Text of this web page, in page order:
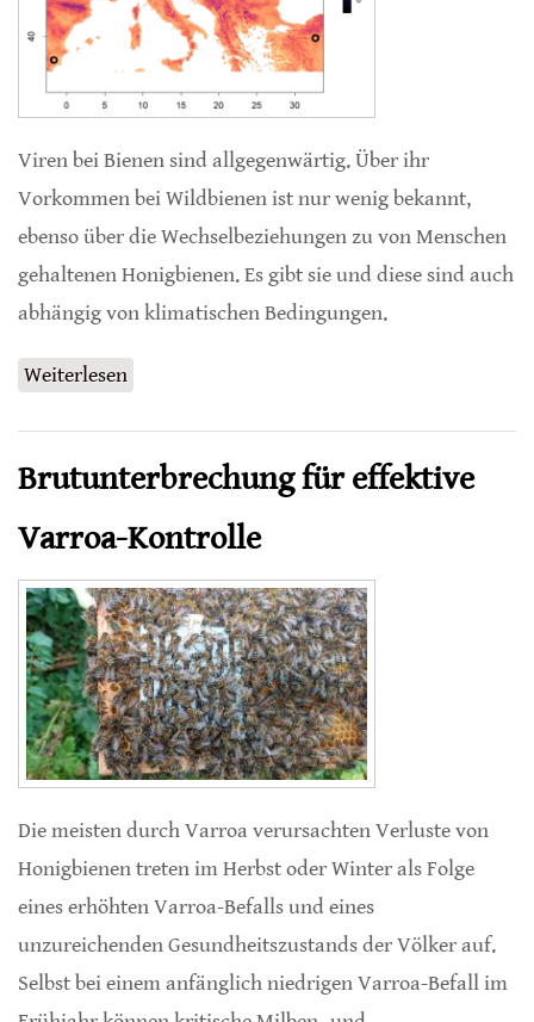
Viren bei Bienen sind allgegenwärtig. Über ihr
Vorkommen bei Wildbienen ist nur wenig bekannt,
ebenso über die Wechselbeziehungen zu von Menschen
gehaltenen Honigbienen. Es gibt sie und diese sind auch
abhängig von klimatischen Bedingungen.
Weiterlesen
Brutunterbrechung für effektive
Varroa-Kontrolle
Die meisten durch Varroa verursachten Verluste von
Honigbienen treten im Herbst oder Winter als Folge
eines erhöhten Varroa-Befalls und eines
unzureichenden Gesundheitszustands der Völker auf.
Selbst bei einem anfänglich niedrigen Varroa-Befall im